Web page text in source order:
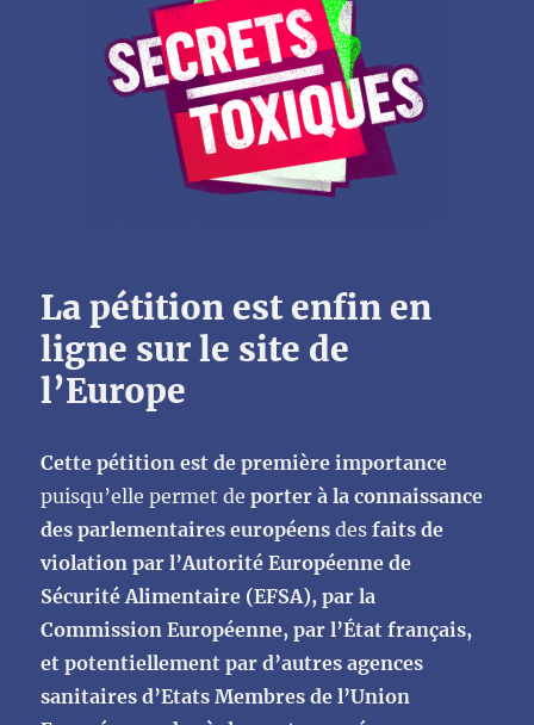
La pétition est enfin en
ligne sur le site de
l’Europe
Cette pétition est de première importance
puisqu’elle permet deporter à la connaissance
des parlementaires européens desfaits de
violation par l’Autorité Européenne de
Sécurité Alimentaire (EFSA), par la
Commission Européenne, par l’État français,
et potentiellement par d’autres agences
sanitaires d’Etats Membres de l’Union